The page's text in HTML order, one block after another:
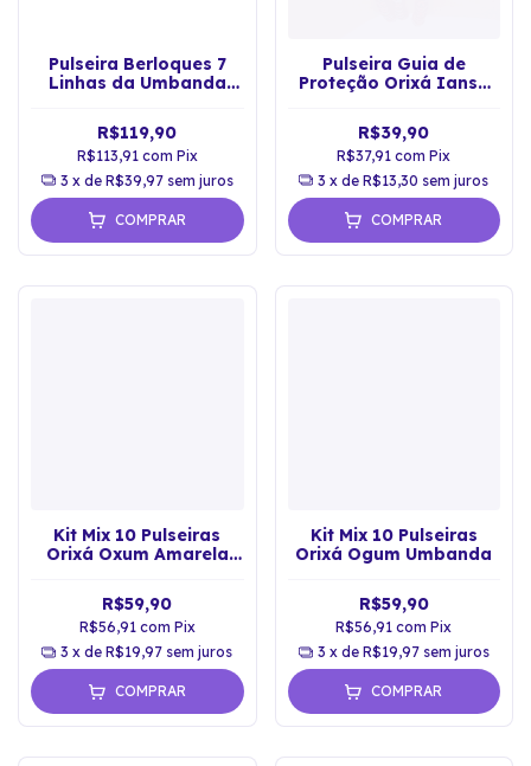
Pulseira Berloques 7
Linhas da Umbanda
R$119,90
R$113,91 com Pix
3 x de R$39,97 sem juros
COMPRAR
Pulseira Guia de
Proteção Orixá Iansã
R$39,90
R$37,91com Pix
3 x deR$13,30 sem juros
COMPRAR
Kit Mix 10 Pulseiras
Orixá Oxum Amarela
R$59,90
R$56,91 com Pix
3 x deR$19,97 sem juros
COMPRAR
Kit Mix 10 Pulseiras
Orixá Ogum Umbanda
R$59,90
R$56,91com Pix
3 x de R$19,97 sem juros
COMPRAR